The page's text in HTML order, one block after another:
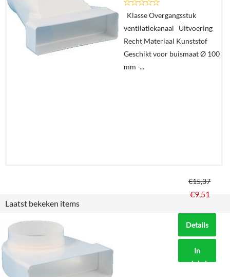
In
winkelmand
Klasse Overgangsstuk
ventilatiekanaal Uitvoering
Recht Materiaal Kunststof
Geschikt voor buismaat Ø 100
mm -...
€15,37
€9,51
Details
In
winkelmand
Laatst bekeken items